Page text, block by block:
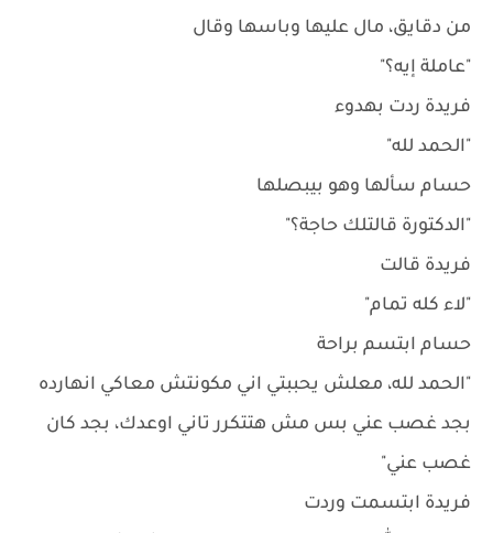
من دقايق، مال عليها وباسها وقال
"عاملة إيه؟"
فريدة ردت بهدوء
"الحمد لله"
حسام سألها وهو بيبصلها
"الدكتورة قالتلك حاجة؟"
فريدة قالت
"لاء كله تمام"
حسام ابتسم براحة
"الحمد لله، معلش يحببتي اني مكونتش معاكي انهارده
بجد غصب عني بس مش هتتكرر تاني اوعدك، بجد كان
غصب عني"
فريدة ابتسمت وردت